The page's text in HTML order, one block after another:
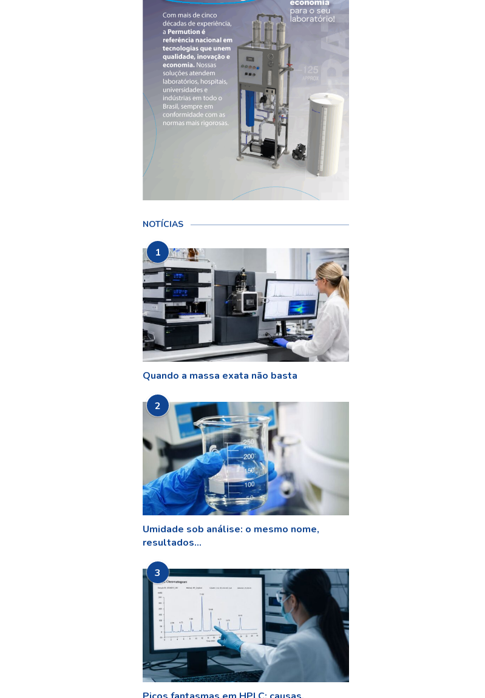
NOTÍCIAS
1
Quando a massa exata não basta
2
Umidade sob análise: o mesmo nome,
resultados...
3